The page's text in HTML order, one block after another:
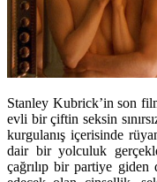
Stanley Kubrick’in son
evli bir çiftin seksin
kurgulanış içerisinde
dair bir yolculuk
çağrılıp bir partiye